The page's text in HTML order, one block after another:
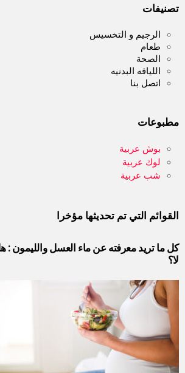
تصنيفات
الرجيم و التخسيس
طعام
الصحة
اللياقه البدنيه
اتصل بنا
مطبوعات
بوش عربية
لوك عربية
شب عربية
القوائم التي تم تحديثها مؤخرا
كل ما تريد معرفته عن ماء العسل والليمون :
لا؟